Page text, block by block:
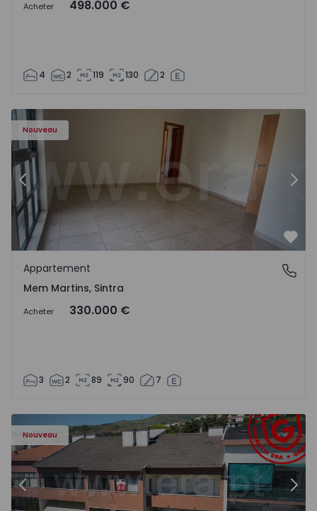
Acheter 498.000 €
4 2 119 130 2
Nouveau
- 15
Appartement T3 Sintra, Algueirão-Mem Martins -
Précédent
Mem Martins, Sintra
Appartement
Mem Martins, Sintra
Acheter 330.000 €
3 2 89 90 7
Nouveau
- 18
Appartement T2 Covilhã, Covilhã e Canhoso - 1497806 -
Précédent